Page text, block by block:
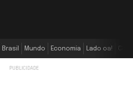
Brasil Mundo Economia Lado oa!